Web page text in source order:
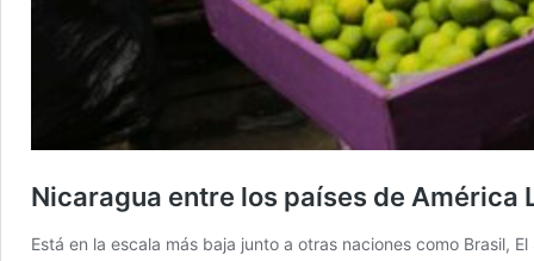
Nicaragua entre los países de América
Está en la escala más baja junto a otras naciones como Brasil,